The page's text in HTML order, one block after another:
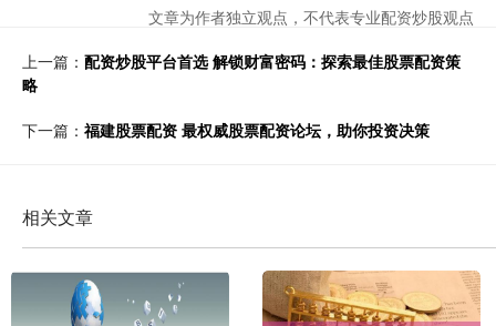
文章为作者独立观点，不代表专业配资炒股观点
上一篇： 配资炒股平台首选 解锁财富密码：探索最佳股票配资策
略
下一篇： 福建股票配资 最权威股票配资论坛，助你投资决策
相关文章